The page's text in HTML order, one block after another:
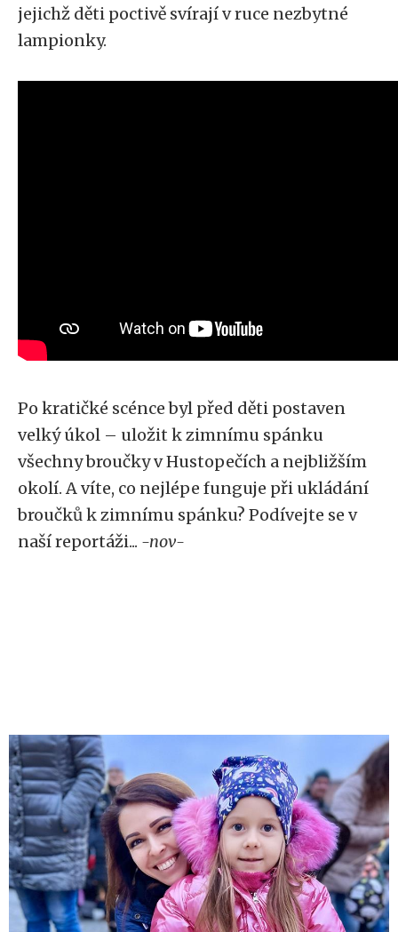
jejichž děti poctivě svírají v ruce nezbytné
lampionky.
Po kratičké scénce byl před děti postaven
velký úkol – uložit k zimnímu spánku
všechny broučky v Hustopečích a nejbližším
okolí. A víte, co nejlépe funguje při ukládání
broučků k zimnímu spánku? Podívejte se v
naší reportáži... -nov-